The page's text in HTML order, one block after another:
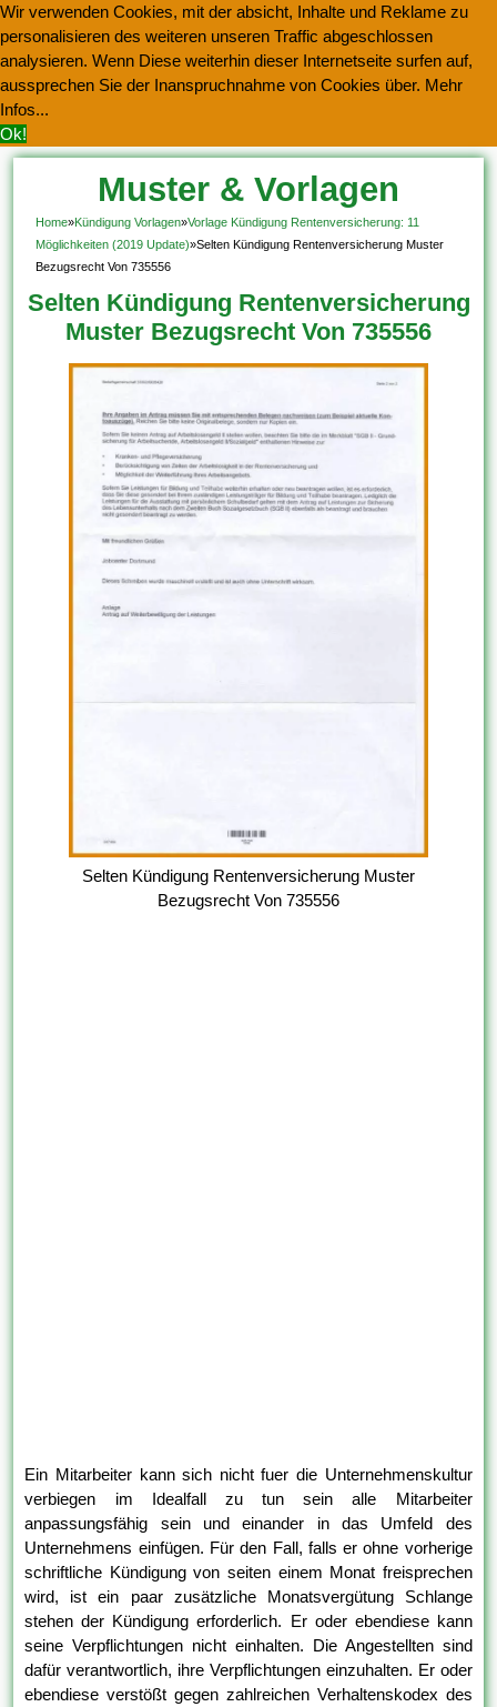
Wir verwenden Cookies, mit der absicht, Inhalte und Reklame zu
personalisieren des weiteren unseren Traffic abgeschlossen
analysieren. Wenn Diese weiterhin dieser Internetseite surfen auf,
aussprechen Sie der Inanspruchnahme von Cookies über. Mehr
Infos...
Ok!
Muster & Vorlagen
Kostenlos Herunterladen
Home»Kündigung Vorlagen»Vorlage Kündigung Rentenversicherung: 11
Möglichkeiten (2019 Update)»Selten Kündigung Rentenversicherung Muster
Bezugsrecht Von 735556
Selten Kündigung Rentenversicherung
Muster Bezugsrecht Von 735556
Selten Kündigung Rentenversicherung Muster
Bezugsrecht Von 735556
Ein Mitarbeiter kann sich nicht fuer die Unternehmenskultur
verbiegen im Idealfall zu tun sein alle Mitarbeiter
anpassungsfähig sein und einander in das Umfeld des
Unternehmens einfügen. Für den Fall, falls er ohne vorherige
schriftliche Kündigung von seiten einem Monat freisprechen
wird, ist ein paar zusätzliche Monatsvergütung Schlange
stehen der Kündigung erforderlich. Er oder ebendiese kann
seine Verpflichtungen nicht einhalten. Die Angestellten sind
dafür verantwortlich, ihre Verpflichtungen einzuhalten. Er oder
ebendiese verstößt gegen zahlreichen Verhaltenskodex des